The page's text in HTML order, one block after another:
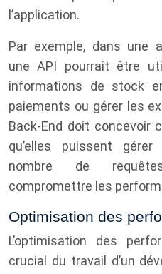
l’application.
Par exemple, dans une
une API pourrait être
informations de stock
paiements ou gérer les
Back-End doit concevoir
qu’elles puissent
nombre de
compromettre les
Optimisation des
L’optimisation des
crucial du travail d’un